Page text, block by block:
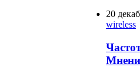
20
wireless